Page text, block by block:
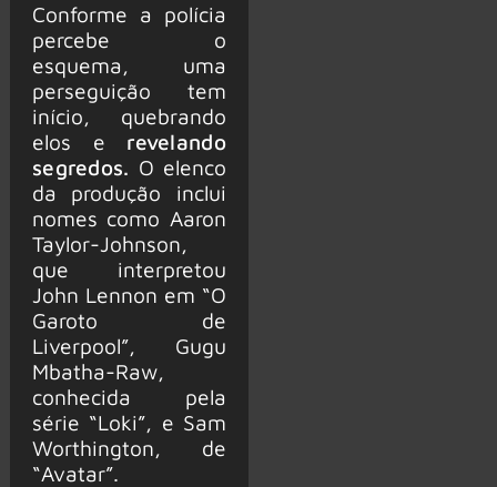
Conforme a polícia
percebe o
esquema, uma
perseguição tem
início, quebrando
elos e revelando
segredos. O elenco
da produção inclui
nomes como Aaron
Taylor-Johnson,
que interpretou
John Lennon em “O
Garoto de
Liverpool”, Gugu
Mbatha-Raw,
conhecida pela
série “Loki”, e Sam
Worthington, de
“Avatar”.